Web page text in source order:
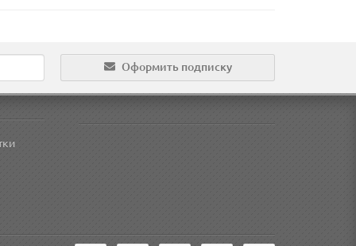
Оформить подписку